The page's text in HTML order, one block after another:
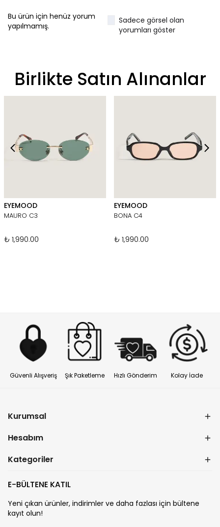
Bu ürün için henüz yorum
yapılmamış.
Sadece görsel olan
yorumları göster
Birlikte Satın Alınanlar
EYEMOOD
MAURO C3
₺ 1,990.00
EYEMOOD
BONA C4
₺ 1,990.00
Güvenli Alışveriş Şık Paketleme Hızlı Gönderim Kolay İade
Kurumsal
Hesabım
Kategoriler
E-BÜLTENE KATIL
Yeni çıkan ürünler, indirimler ve daha fazlası için bültene
kayıt olun!